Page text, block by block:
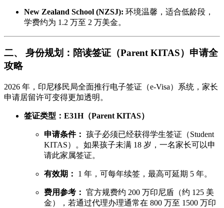
New Zealand School (NZSJ): 环境温馨，适合低龄段，
学费约为 1.2 万至 2 万美金。
二、 身份规划：陪读签证（Parent KITAS）申请全
攻略
2026 年，印尼移民局全面推行电子签证（e-Visa）系统，家长
申请居留许可变得更加透明。
签证类型：E31H（Parent KITAS）
申请条件： 孩子必须已经获得学生签证（Student
KITAS）。如果孩子未满 18 岁，一名家长可以申
请此家属签证。
有效期： 1 年，可每年续签，最高可延期 5 年。
费用参考： 官方规费约 200 万印尼盾（约 125 美
金），若通过代理办理通常在 800 万至 1500 万印